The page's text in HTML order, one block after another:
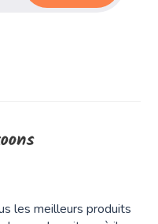
les meilleurs produits